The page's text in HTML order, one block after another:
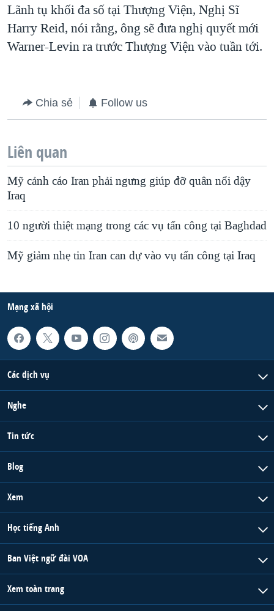
Lãnh tụ khối đa số tại Thượng Viện, Nghị Sĩ
Harry Reid, nói rằng, ông sẽ đưa nghị quyết mới
Warner-Levin ra trước Thượng Viện vào tuần tới.
Chia sẻ Follow us
Liên quan
Mỹ cảnh cáo Iran phải ngưng giúp đỡ quân nổi dậy
Iraq
10 người thiệt mạng trong các vụ tấn công tại Baghdad
Mỹ giảm nhẹ tin Iran can dự vào vụ tấn công tại Iraq
Mạng xã hội
Các dịch vụ
Nghe
Tin tức
Blog
Xem
Học tiếng Anh
Ban Việt ngữ đài VOA
Xem toàn trang